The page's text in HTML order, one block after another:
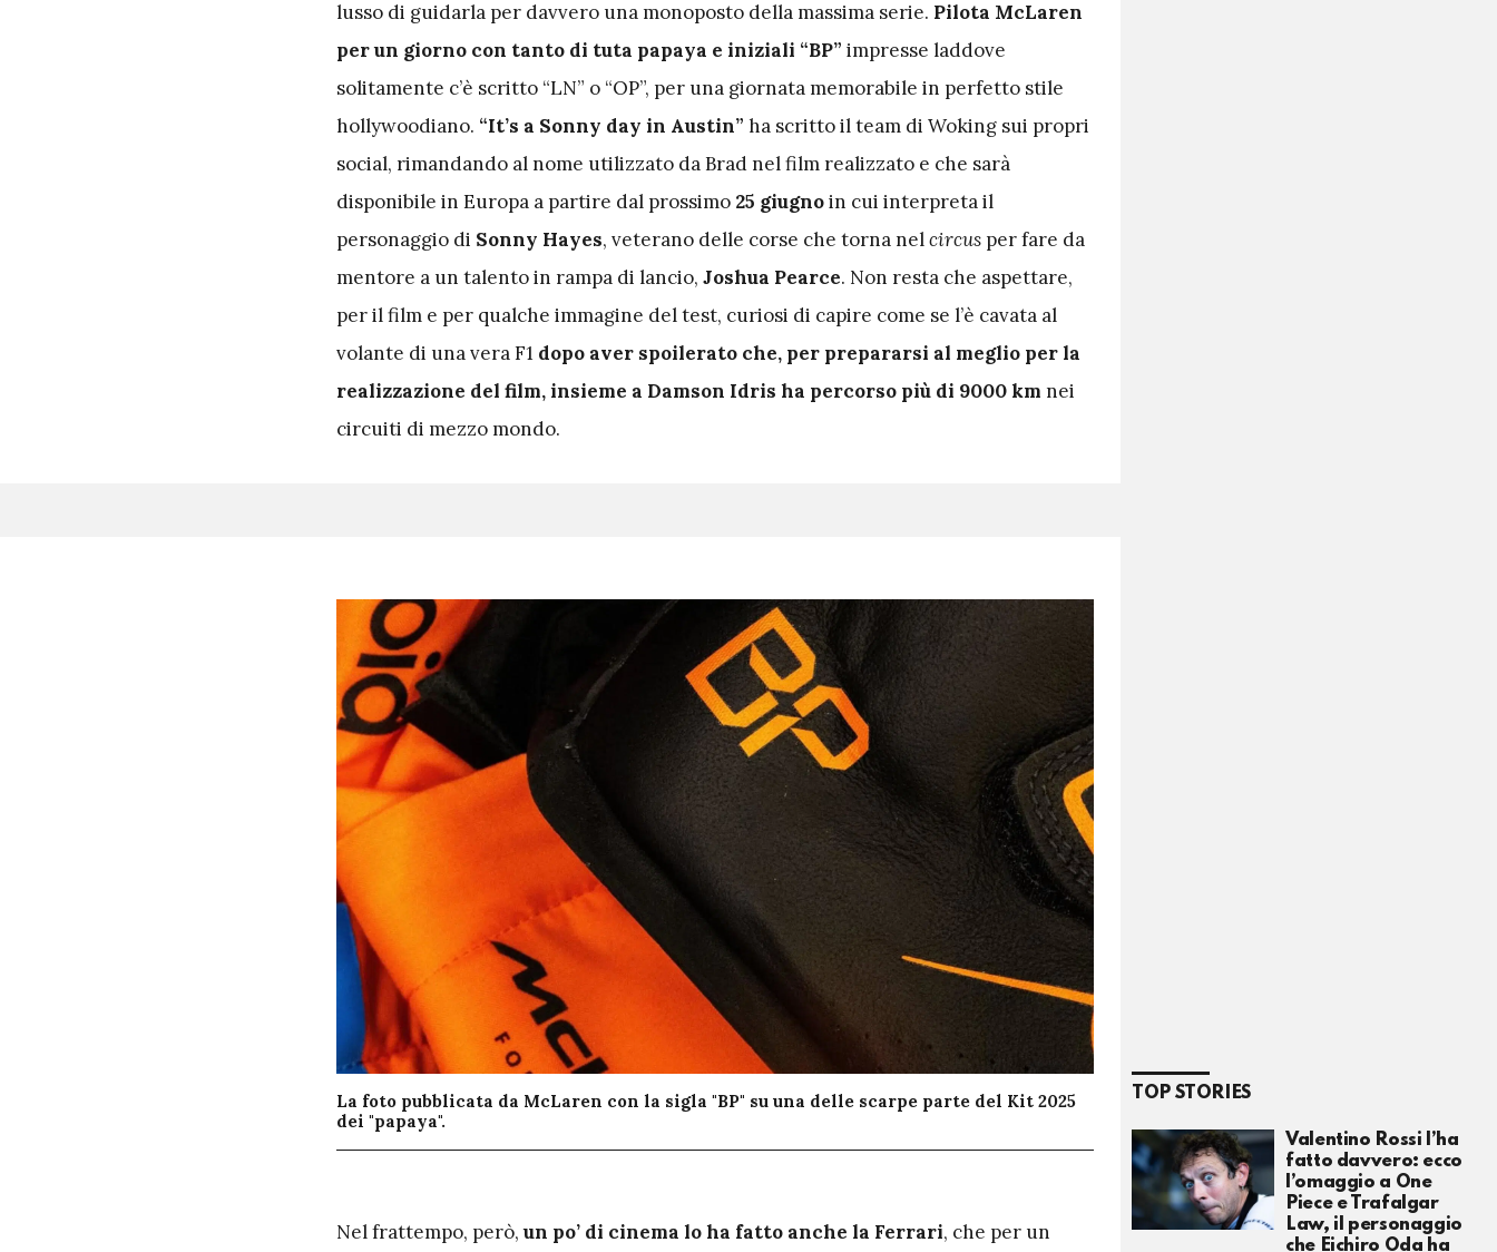
lusso di guidarla per davvero una monoposto della massima serie. Pilota McLaren
per un giorno con tanto di tuta papaya e iniziali “BP” impresse laddove
solitamente c’è scritto “LN” o “OP”, per una giornata memorabile in perfetto stile
hollywoodiano. “It’s a Sonny day in Austin” ha scritto il team di Woking sui propri
social, rimandando al nome utilizzato da Brad nel film realizzato e che sarà
disponibile in Europa a partire dal prossimo 25 giugnoin cui interpreta il
personaggio di Sonny Hayes, veterano delle corse che torna nelcircus per fare da
mentore a un talento in rampa di lancio, Joshua Pearce. Non resta che aspettare,
per il film e per qualche immagine del test, curiosi di capire come se l’è cavata al
volante di una vera F1 dopo aver spoilerato che, per prepararsi al meglio per la
realizzazione del film, insieme a Damson Idris ha percorso più di 9000 km nei
circuiti di mezzo mondo.
La foto pubblicata da McLaren con la sigla "BP" su una delle scarpe parte del Kit 2025
dei "papaya".
Nel frattempo, però,un po’ di cinema lo ha fatto anche la Ferrari, che per un
TOP STORIES
Valentino Rossi l’ha
fatto davvero: ecco
l’omaggio a One
Piece e Trafalgar
Law, il personaggio
che Eichiro Oda ha